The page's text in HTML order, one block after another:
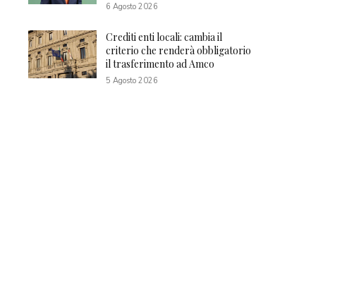
6 Agosto 2026
Crediti enti locali: cambia il
criterio che renderà obbligatorio
il trasferimento ad Amco
5 Agosto 2026